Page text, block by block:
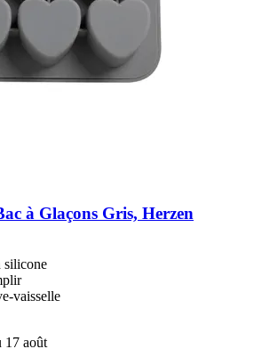
à Glaçons Gris, Herzen
silicone
vaisselle
17 août